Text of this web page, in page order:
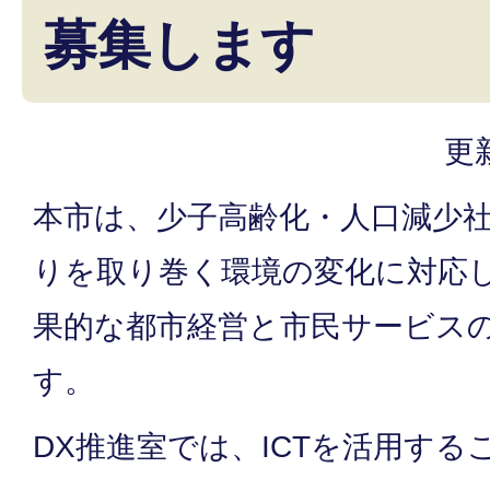
募集します
更
本市は、少子高齢化・人口減少
りを取り巻く環境の変化に対応
果的な都市経営と市民サービス
す。
DX推進室では、ICTを活用する